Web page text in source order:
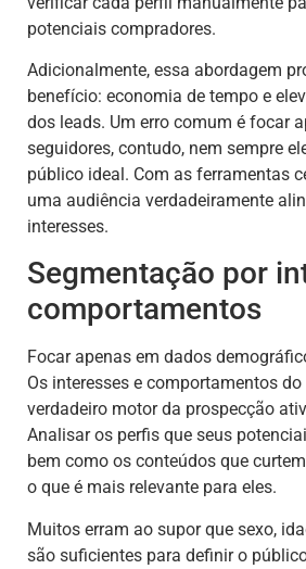
potenciais compradores.
Adicionalmente, essa abordagem
benefício: economia de tempo e
dos leads. Um erro comum é focar
seguidores, contudo, nem sempre
público ideal. Com as ferramentas
uma audiência verdadeiramente
interesses.
Segmentação por
comportamentos
Focar apenas em dados
Os interesses e comportamentos
verdadeiro motor da prospecção
Analisar os perfis que seus
bem como os conteúdos que
o que é mais relevante para eles.
Muitos erram ao supor que sexo,
são suficientes para definir o